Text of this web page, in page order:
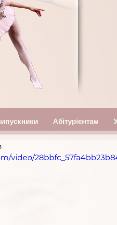
Абітурієнтам
video/